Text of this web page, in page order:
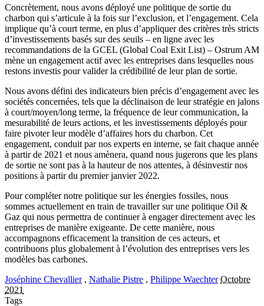
Concrètement, nous avons déployé une politique de sortie du
charbon qui s’articule à la fois sur l’exclusion, et l’engagement. Cela
implique qu’à court terme, en plus d’appliquer des critères très stricts
d’investissements basés sur des seuils – en ligne avec les
recommandations de la GCEL (Global Coal Exit List) – Ostrum AM
mène un engagement actif avec les entreprises dans lesquelles nous
restons investis pour valider la crédibilité de leur plan de sortie.
Nous avons défini des indicateurs bien précis d’engagement avec les
sociétés concernées, tels que la déclinaison de leur stratégie en jalons
à court/moyen/long terme, la fréquence de leur communication, la
mesurabilité de leurs actions, et les investissements déployés pour
faire pivoter leur modèle d’affaires hors du charbon. Cet
engagement, conduit par nos experts en interne, se fait chaque année
à partir de 2021 et nous amènera, quand nous jugerons que les plans
de sortie ne sont pas à la hauteur de nos attentes, à désinvestir nos
positions à partir du premier janvier 2022.
Pour compléter notre politique sur les énergies fossiles, nous
sommes actuellement en train de travailler sur une politique Oil &
Gaz qui nous permettra de continuer à engager directement avec les
entreprises de manière exigeante. De cette manière, nous
accompagnons efficacement la transition de ces acteurs, et
contribuons plus globalement à l’évolution des entreprises vers les
modèles bas carbones.
Joséphine Chevallier, Nathalie Pistre , Philippe Waechter Octobre
2021
Tags